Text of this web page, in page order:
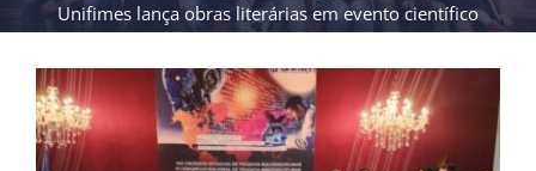
Unifimes lança obras literárias em evento científico
View
Larger
Image